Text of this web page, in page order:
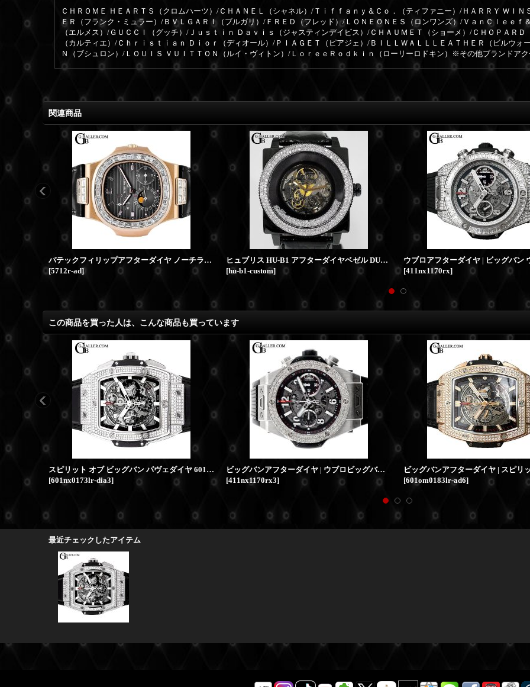
ＣＨＲＯＭＥ ＨＥＡＲＴＳ（クロムハーツ）/ＣＨＡＮＥＬ（シャネル）/Ｔｉｆｆａｎｙ＆Ｃｏ．（ティファニー）/ＨＡＲＲＹ ＷＩ
ＥＲ（フランク・ミュラー）/ＢＶＬＧＡＲＩ（ブルガリ）/ＦＲＥＤ（フレッド）/ＬＯＮＥＯＮＥＳ（ロンワンズ）/ＶａｎＣｌｅｅ
（エルメス）/ＧＵＣＣＩ（グッチ）/Ｊｕｓｔｉｎ Ｄａｖｉｓ（ジャスティンデイビス）/ＣＨＡＵＭＥＴ（ショーメ）/ＣＨＯＰＡＲ
（カルティエ）/Ｃｈｒｉｓｔｉａｎ Ｄｉｏｒ（ディオール）/ＰＩＡＧＥＴ（ピアジェ）/ＢＩＬＬＷＡＬＬＬＥＡＴＨＥＲ（ビルウ
Ｎ（ブシュロン）/ＬＯＵＩＳ ＶＵＩＴＴＯＮ（ルイ・ヴィトン）/ＬｏｒｅｅＲｏｄｋｉｎ（ローリーロドキン）※その他ブランドア
関連商品
パテックフィリップアフターダイヤ ノーチラス RG バゲットダイヤ PATEK PHILIPPE時計
[5712r-ad]
ヒュブリス HU-B1 アフターダイヤベゼル DUNAMISカスタム
[hu-b1-custom] [411nx1170rx]
この商品を買った人は、こんな商品も買っています
スピリット オブ ビッグバン パヴェダイヤ 601.NX.0173.LR HUBLOT時計
[601nx0173lr-dia3]
ビッグバンアフターダイヤ | ウブロビッグバン ウニコ チタニウム ベゼルダイヤ 411.NX.1170.RX HUBLOT時計
[411nx1170rx3] [601om0183lr-ad6]
最近チェックしたアイテム